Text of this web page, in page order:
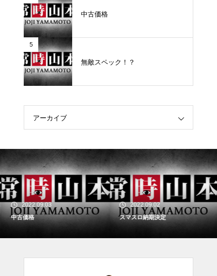
中古価格
5
無敵スペック！？
アーカイブ
2022.09.03
中古価格
2022.09.02
スマスロ納期決定